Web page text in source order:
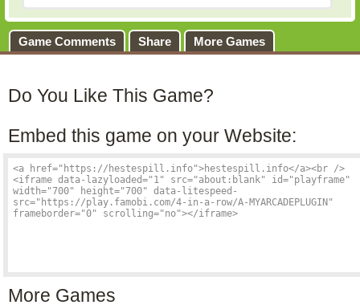
Game Comments Share More Games
Do You Like This Game?
Embed this game on your Website:
More Games